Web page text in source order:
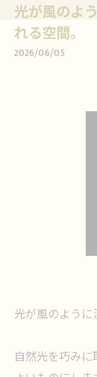
光が風のよ
れる空間。
2026/06/05
光が風のように
自然光を巧み